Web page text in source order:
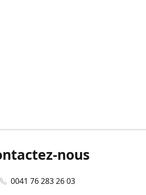
nous
0041 76 283 26 03